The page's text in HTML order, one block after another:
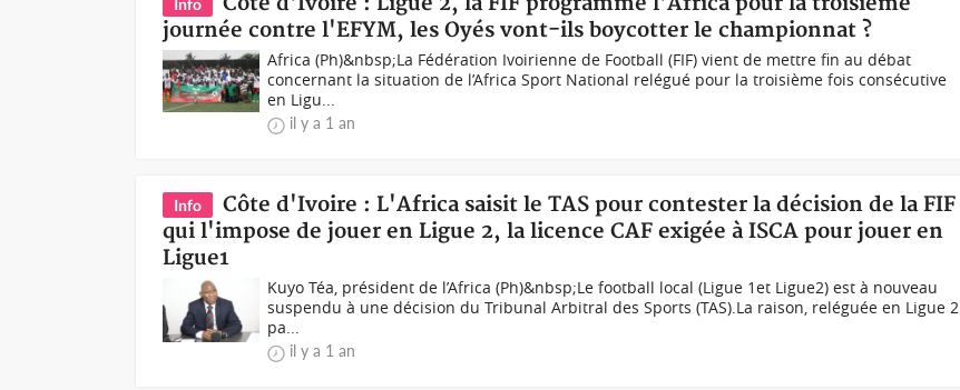
Info
journée contre l'EFYM, les Oyés vont-ils boycotter le championnat ?
Africa (Ph)&nbsp;La Fédération Ivoirienne de Football (FIF) vient de mettre fin au débat
concernant la situation de l’Africa Sport National relégué pour la troisième fois consécutive
en Ligu...
il y a 1 an
Info
Côte d'Ivoire : L'Africa saisit le TAS pour contester la décision de la FIF
qui l'impose de jouer en Ligue 2, la licence CAF exigée à ISCA pour jouer en
Ligue1
Kuyo Téa, président de l’Africa (Ph)&nbsp;Le football local (Ligue 1et Ligue2) est à nouveau
suspendu à une décision du Tribunal Arbitral des Sports (TAS).La raison, reléguée en Ligue 2
pa...
il y a 1 an